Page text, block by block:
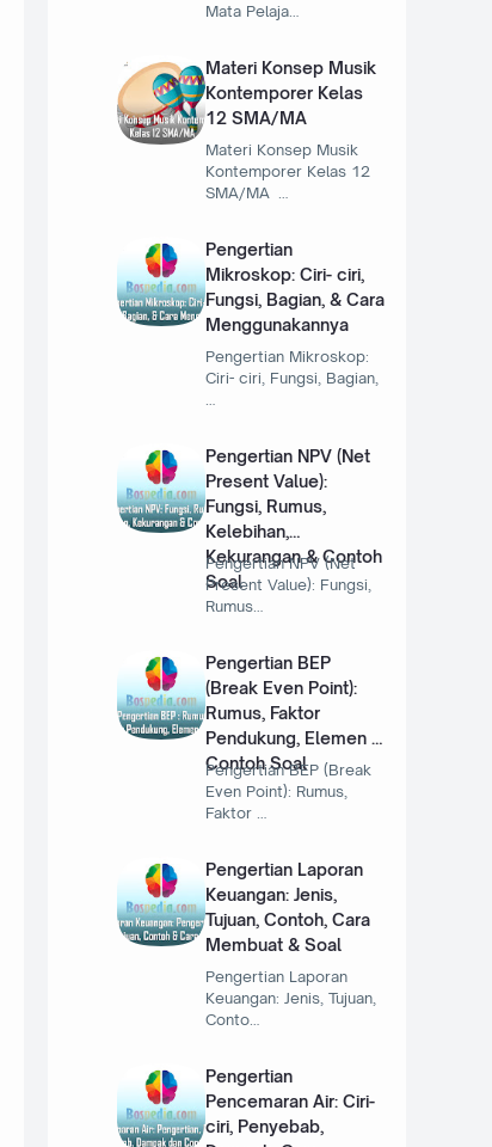
Mata Pelaja…
Materi Konsep Musik
Kontemporer Kelas
12 SMA/MA
Materi Konsep Musik
Kontemporer Kelas 12
SMA/MA …
Pengertian
Mikroskop: Ciri- ciri,
Fungsi, Bagian, & Cara
Menggunakannya
Pengertian Mikroskop:
Ciri- ciri, Fungsi, Bagian,
Pengertian NPV (Net
Present Value):
Fungsi, Rumus,
Kelebihan,
Kekurangan & Contoh
Soal
Pengertian NPV (Net
Present Value): Fungsi,
Rumus…
Pengertian BEP
(Break Even Point):
Rumus, Faktor
Pendukung, Elemen &
Contoh Soal
Pengertian BEP (Break
Even Point): Rumus,
Faktor …
Pengertian Laporan
Keuangan: Jenis,
Tujuan, Contoh, Cara
Membuat & Soal
Pengertian Laporan
Keuangan: Jenis, Tujuan,
Conto…
Pengertian
Pencemaran Air: Ciri-
ciri, Penyebab,